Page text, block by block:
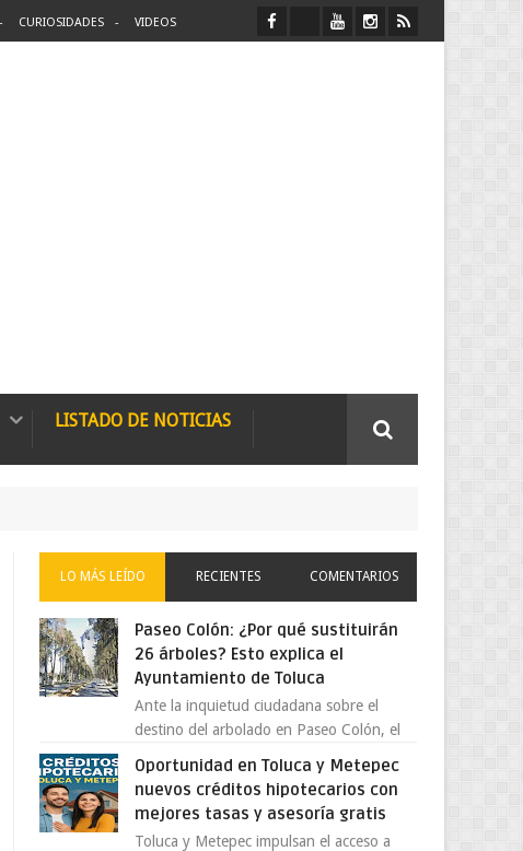
CURIOSIDADES VIDEOS
LISTADO DE NOTICIAS
LO MÁS LEÍDO RECIENTES COMENTARIOS
Paseo Colón: ¿Por qué sustituirán
26 árboles? Esto explica el
Ayuntamiento de Toluca
Ante la inquietud ciudadana sobre el
destino del arbolado en Paseo Colón, el
solo 26 ejemplares será...
Oportunidad en Toluca y Metepec
nuevos créditos hipotecarios con
mejores tasas y asesoría gratis
Toluca y Metepec impulsan el acceso a